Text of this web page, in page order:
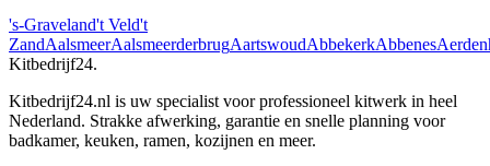
's-Graveland't Veld't
ZandAalsmeerAalsmeerderbrugAartswoudAbbekerkAbbenes
Kitbedrijf24.
Kitbedrijf24.nl is uw specialist voor professioneel kitwerk in heel
Nederland. Strakke afwerking, garantie en snelle planning voor
badkamer, keuken, ramen, kozijnen en meer.